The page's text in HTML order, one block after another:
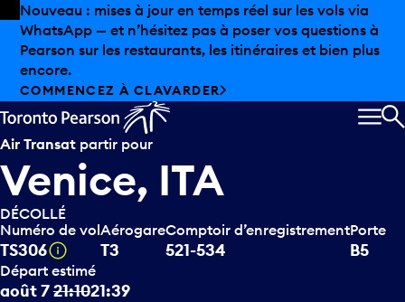
Skip to offers
Passer au contenu principal
Nouveau : mises à jour en temps réel sur les vols via
WhatsApp — et n’hésitez pas à poser vos questions à
Pearson sur les restaurants, les itinéraires et bien plus
encore.
COMMENCEZ À CLAVARDER
Air Transat partir pour
Venice, ITA
DÉCOLLÉ
Numéro de vol
TS306 Infobulle
Aérogare
T3
Comptoir d’enregistrement
521-534
Porte
B5
Départ estimé
août 721:1021:39